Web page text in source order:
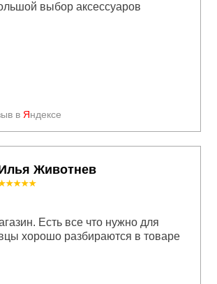
в Яндексе
выбор аксессуаров
Животнев
Есть все что нужно для
хорошо разбираются в товаре